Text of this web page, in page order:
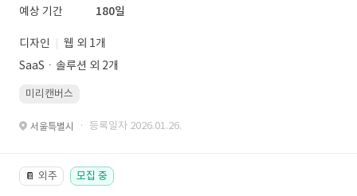
예상 기간
180일
디자인
웹 외 1개
SaaSㆍ솔루션 외 2개
미리캔버스
서울특별시 · 등록일자 2026.01.26.
📔 외주 모집 중